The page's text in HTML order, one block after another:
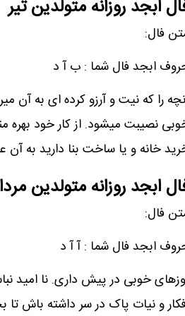
ابجد روزانه متولدین تیر
فال:
ابجد فال شما : ب آ د
را که نیت و آرزو کرده ای به آن
نصیبت میشود. از کار خود بهره
خانه و یا ساخت بنا دارید به
ابجد روزانه متولدین
فال:
ابجد فال شما : آ ‌آ ‌د
خوبی در پیش داری. نا امید
و نیات پاک در سر داشته باش